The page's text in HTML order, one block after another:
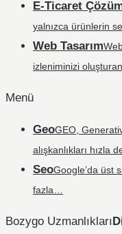
E-Ticaret
yalnızca ürünlerin
Web Tasarım
izleniminizi
Menü
GeoGEO,
alışkanlıkları hızla
SeoGoogle’da üst
fazla…
Bozygo Uzmanlıkları